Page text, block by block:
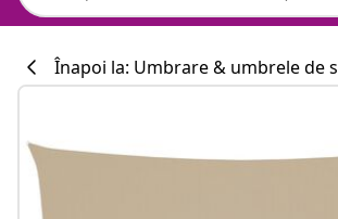
Înapoi la: Umbrare & umbrele de